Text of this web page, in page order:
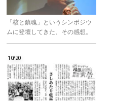
「核と鎮魂」というシンポジウ
ムに登壇してきた、その感想。
10/20